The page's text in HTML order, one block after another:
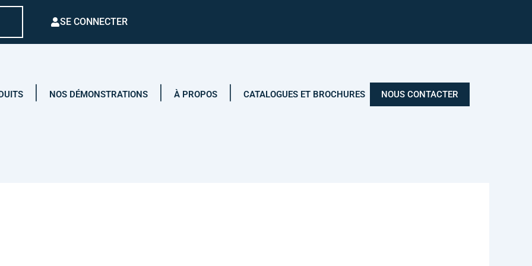
SE CONNECTER
NOS DÉMONSTRATIONS À PROPOS CATALOGUES ET BROCHURES NOUS CONTACTER